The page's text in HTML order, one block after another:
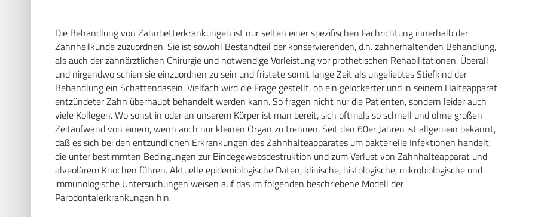
Die Behandlung von Zahnbetterkrankungen ist nur selten einer spezifischen Fachrichtung innerhalb der
Zahnheilkunde zuzuordnen. Sie ist sowohl Bestandteil der konservierenden, d.h. zahnerhaltenden Behandlung,
als auch der zahnärztlichen Chirurgie und notwendige Vorleistung vor prothetischen Rehabilitationen. Überall
und nirgendwo schien sie einzuordnen zu sein und fristete somit lange Zeit als ungeliebtes Stiefkind der
Behandlung ein Schattendasein. Vielfach wird die Frage gestellt, ob ein gelockerter und in seinem Halteapparat
entzündeter Zahn überhaupt behandelt werden kann. So fragen nicht nur die Patienten, sondern leider auch
viele Kollegen. Wo sonst in oder an unserem Körper ist man bereit, sich oftmals so schnell und ohne großen
Zeitaufwand von einem, wenn auch nur kleinen Organ zu trennen. Seit den 60er Jahren ist allgemein bekannt,
daß es sich bei den entzündlichen Erkrankungen des Zahnhalteapparates um bakterielle Infektionen handelt,
die unter bestimmten Bedingungen zur Bindegewebsdestruktion und zum Verlust von Zahnhalteapparat und
alveolärem Knochen führen. Aktuelle epidemiologische Daten, klinische, histologische, mikrobiologische und
immunologische Untersuchungen weisen auf das im folgenden beschriebene Modell der
Parodontalerkrankungen hin.